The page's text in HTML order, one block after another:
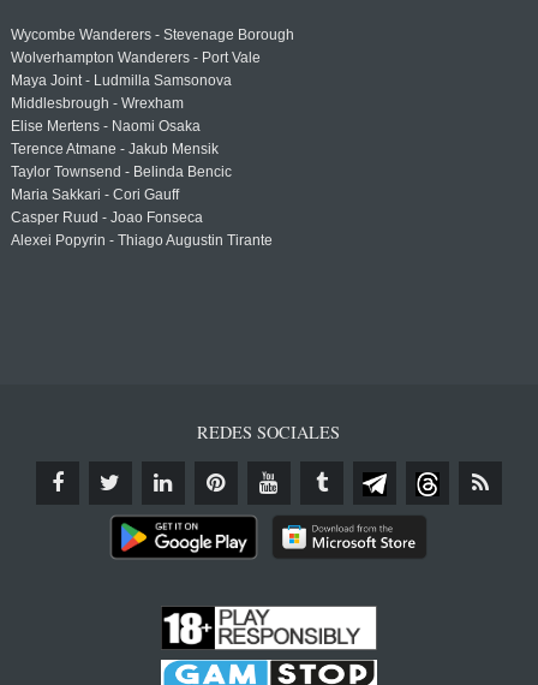
Wycombe Wanderers - Stevenage Borough
Wolverhampton Wanderers - Port Vale
Maya Joint - Ludmilla Samsonova
Middlesbrough - Wrexham
Elise Mertens - Naomi Osaka
Terence Atmane - Jakub Mensik
Taylor Townsend - Belinda Bencic
Maria Sakkari - Cori Gauff
Casper Ruud - Joao Fonseca
Alexei Popyrin - Thiago Augustin Tirante
REDES SOCIALES